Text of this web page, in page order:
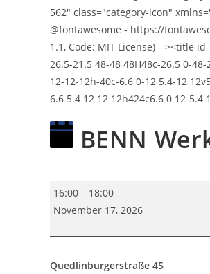
BENN
BENN
Werk_Raum:
16:00 – 18:00
November 17, 2026
Quedlinburgerstraße 45